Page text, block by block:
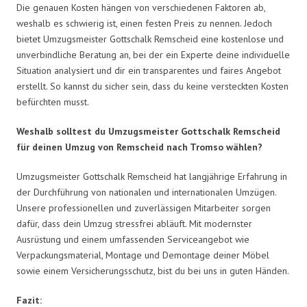
Die genauen Kosten hängen von verschiedenen Faktoren ab,
weshalb es schwierig ist, einen festen Preis zu nennen. Jedoch
bietet Umzugsmeister Gottschalk Remscheid eine kostenlose und
unverbindliche Beratung an, bei der ein Experte deine individuelle
Situation analysiert und dir ein transparentes und faires Angebot
erstellt. So kannst du sicher sein, dass du keine versteckten Kosten
befürchten musst.
Weshalb solltest du Umzugsmeister Gottschalk Remscheid
für deinen Umzug von Remscheid nach Tromso wählen?
Umzugsmeister Gottschalk Remscheid hat langjährige Erfahrung in
der Durchführung von nationalen und internationalen Umzügen.
Unsere professionellen und zuverlässigen Mitarbeiter sorgen
dafür, dass dein Umzug stressfrei abläuft. Mit modernster
Ausrüstung und einem umfassenden Serviceangebot wie
Verpackungsmaterial, Montage und Demontage deiner Möbel
sowie einem Versicherungsschutz, bist du bei uns in guten Händen.
Fazit: